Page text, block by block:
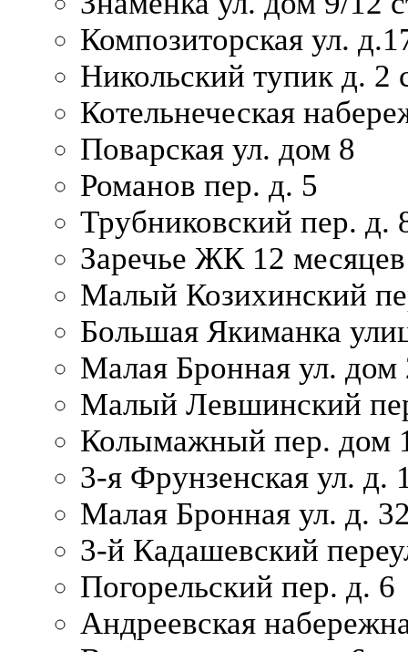
Композиторская ул.
Никольский тупик д. 2
Котельнеческая
Поварская ул. дом 8
Романов пер. д. 5
Трубниковский пер. д.
Заречье ЖК 12 месяцев
Малый Козихинский
Большая Якиманка
Малая Бронная ул. дом
Малый Левшинский
Колымажный пер. дом
3-я Фрунзенская ул. д.
Малая Бронная ул. д.
3-й Кадашевский
Погорельский пер. д. 6
Андреевская